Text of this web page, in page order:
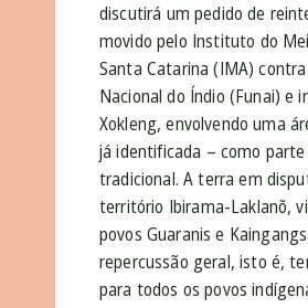
discutirá um pedido de
movido pelo Instituto do
Santa Catarina (IMA)
Nacional do Índio (Funai) e
Xokleng, envolvendo uma
já identificada – como
tradicional. A terra em
território Ibirama-Laklanõ,
povos Guaranis e
repercussão geral, isto é,
para todos os povos